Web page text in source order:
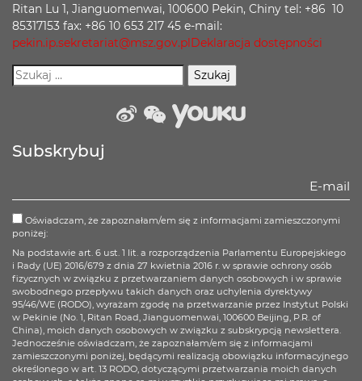
Ritan Lu 1, Jianguomenwai, 100600 Pekin, Chiny tel: +86 10
85317153 fax: +86 10 653 217 45 e-mail:
pekin.ip.sekretariat@msz.gov.plDeklaracja dostępności
Subskrybuj
Oświadczam, że zapoznałam/em się z informacjami zamieszczonymi
poniżej:
Na podstawie art. 6 ust. 1 lit. a rozporządzenia Parlamentu Europejskiego
i Rady (UE) 2016/679 z dnia 27 kwietnia 2016 r. w sprawie ochrony osób
fizycznych w związku z przetwarzaniem danych osobowych i w sprawie
swobodnego przepływu takich danych oraz uchylenia dyrektywy
95/46/WE (RODO), wyrażam zgodę na przetwarzanie przez Instytut Polski
w Pekinie (No. 1, Ritan Road, Jianguomenwai, 100600 Beijing, P.R. of
China), moich danych osobowych w związku z subskrypcją newslettera.
Jednocześnie oświadczam, że zapoznałam/em się z informacjami
zamieszczonymi poniżej, będącymi realizacją obowiązku informacyjnego
określonego w art. 13 RODO, dotyczącymi przetwarzania moich danych